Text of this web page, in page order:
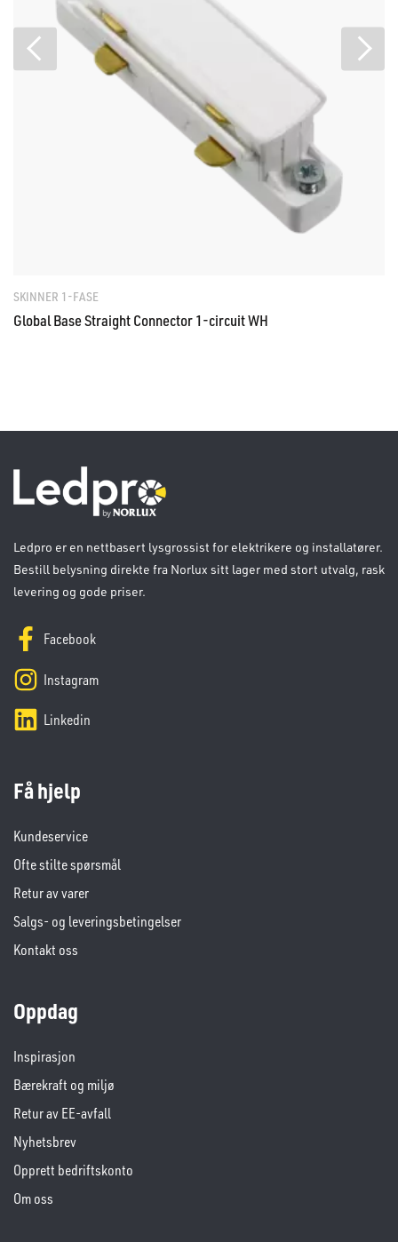
SKINNER 1-FASE
Global Base Straight Connector 1-circuit WH
Ledpro er en nettbasert lysgrossist for elektrikere og installatører.
Bestill belysning direkte fra Norlux sitt lager med stort utvalg, rask
levering og gode priser.
Facebook
Instagram
Linkedin
Få hjelp
Kundeservice
Ofte stilte spørsmål
Retur av varer
Salgs- og leveringsbetingelser
Kontakt oss
Oppdag
Inspirasjon
Bærekraft og miljø
Retur av EE-avfall
Nyhetsbrev
Opprett bedriftskonto
Om oss